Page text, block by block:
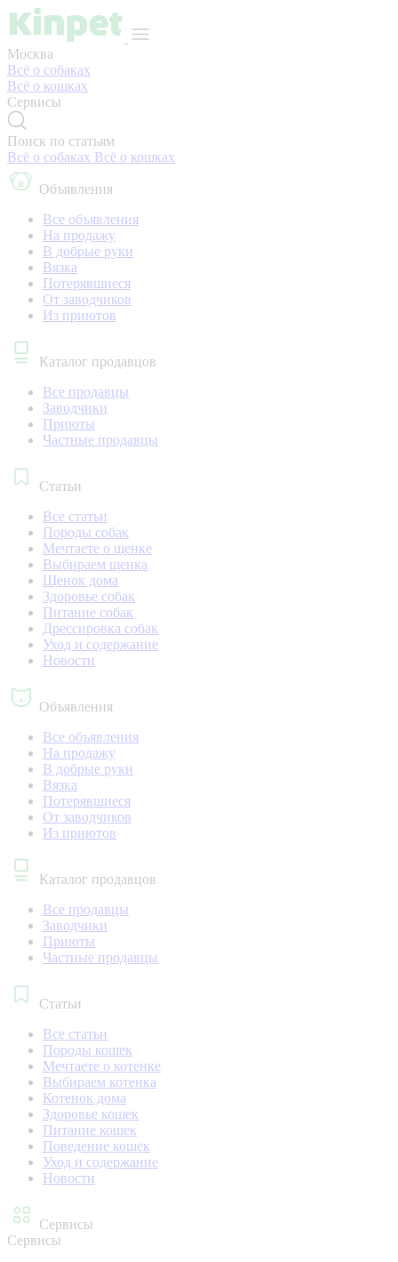
Москва
Всё о собаках
Всё о кошках
Сервисы
Поиск по статьям
Всё о собаках Всё о кошках
Объявления
Все объявления
На продажу
В добрые руки
Вязка
Потерявшиеся
От заводчиков
Из приютов
Каталог продавцов
Все продавцы
Заводчики
Приюты
Частные продавцы
Статьи
Все статьи
Породы собак
Мечтаете о щенке
Выбираем щенка
Щенок дома
Здоровье собак
Питание собак
Дрессировка собак
Уход и содержание
Новости
Объявления
Все объявления
На продажу
В добрые руки
Вязка
Потерявшиеся
От заводчиков
Из приютов
Каталог продавцов
Все продавцы
Заводчики
Приюты
Частные продавцы
Статьи
Все статьи
Породы кошек
Мечтаете о котенке
Выбираем котенка
Котенок дома
Здоровье кошек
Питание кошек
Поведение кошек
Уход и содержание
Новости
Сервисы
Сервисы